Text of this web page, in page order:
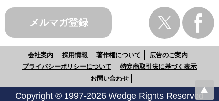
メルマガ登録
会社案内 採用情報 著作権について
広告のご案内
プライバシーポリシーについて
特定商取引法に基づく表示
お問い合わせ
Copyright © 1997-2026 Wedge Rights Reserved